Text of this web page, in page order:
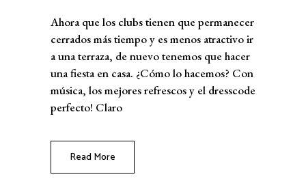
Ahora que los clubs tienen que permanecer
cerrados más tiempo y es menos atractivo ir
a una terraza, de nuevo tenemos que hacer
una fiesta en casa. ¿Cómo lo hacemos? Con
música, los mejores refrescos y el dresscode
perfecto! Claro
Read More